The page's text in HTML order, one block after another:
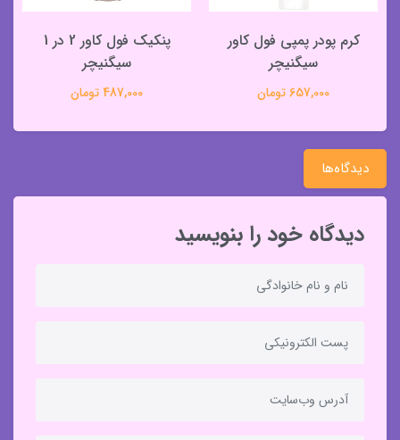
کرم پودر پمپی فول کاور
سیگنیچر
657,000 تومان
پنکیک فول کاور 2 در 1
سیگنیچر
487,000 تومان
دیدگاه‌ها
دیدگاه خود را بنویسید